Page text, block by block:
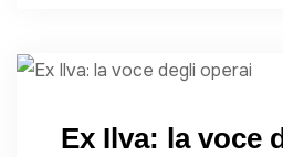
Ex Ilva: la voce